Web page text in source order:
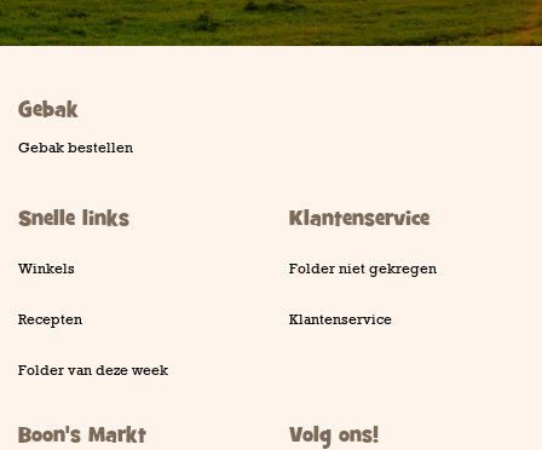
Gebak
Gebak bestellen
Snelle links
Winkels
Recepten
Folder van deze week
Klantenservice
Folder niet gekregen
Klantenservice
Boon's Markt Volg ons!